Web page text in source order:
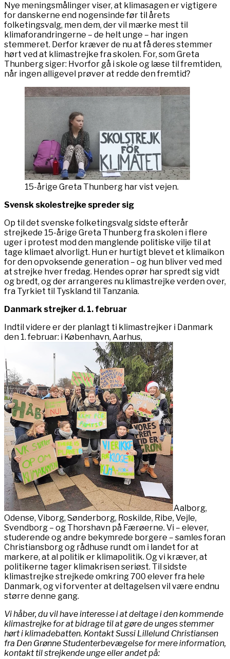
Nye meningsmålinger viser, at klimasagen er vigtigere
for danskerne end nogensinde før til årets
folketingsvalg, men dem, der vil mærke mest til
klimaforandringerne – de helt unge – har ingen
stemmeret. Derfor kræver de nu at få deres stemmer
hørt ved at klimastrejke fra skolen. For, som Greta
Thunberg siger: Hvorfor gå i skole og læse til fremtiden,
når ingen alligevel prøver at redde den fremtid?
15-årige Greta Thunberg har vist vejen.
Svensk skolestrejke spreder sig
Op til det svenske folketingsvalg sidste efterår
strejkede 15-årige Greta Thunberg fra skolen i flere
uger i protest mod den manglende politiske vilje til at
tage klimaet alvorligt. Hun er hurtigt blevet et klimaikon
for den opvoksende generation – og hun bliver ved med
at strejke hver fredag. Hendes oprør har spredt sig vidt
og bredt, og der arrangeres nu klimastrejke verden over,
fra Tyrkiet til Tyskland til Tanzania.
Danmark strejker d. 1. februar
Indtil videre er der planlagt ti klimastrejker i Danmark
den 1. februar: i København, Aarhus,
Aalborg,
Odense, Viborg, Sønderborg, Roskilde, Ribe, Vejle,
Svendborg – og Thorshavn på Færøerne. Vi – elever,
studerende og andre bekymrede borgere – samles foran
Christiansborg og rådhuse rundt om i landet for at
markere, at al politik er klimapolitik. Og vi kræver, at
politikerne tager klimakrisen seriøst. Til sidste
klimastrejke strejkede omkring 700 elever fra hele
Danmark, og vi forventer at deltagelsen vil være endnu
større denne gang.
Vi håber, du vil have interesse i at deltage i den kommende
klimastrejke for at bidrage til at gøre de unges stemmer
hørt i klimadebatten. Kontakt Sussi Lillelund Christiansen
fra Den Grønne Studenterbevægelse for mere information,
kontakt til strejkende unge eller andet på: